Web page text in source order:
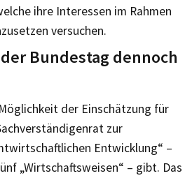
ihre Interessen im Rahmen
versuchen.
Bundestag dennoch
der Einschätzung für
zur
Entwicklung“ –
„Wirtschaftsweisen“ – gibt. Das